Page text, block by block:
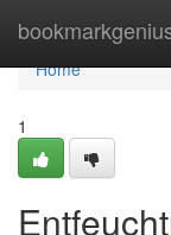
Home
Home
1